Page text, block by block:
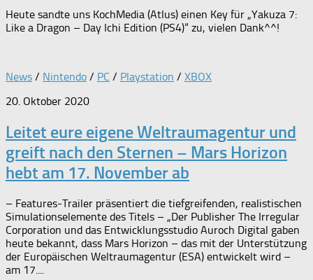
Heute sandte uns KochMedia (Atlus) einen Key für „Yakuza 7:
Like a Dragon – Day Ichi Edition (PS4)“ zu, vielen Dank^^!
News / Nintendo / PC / Playstation / XBOX
20. Oktober 2020
Leitet eure eigene Weltraumagentur und
greift nach den Sternen – Mars Horizon
hebt am 17. November ab
– Features-Trailer präsentiert die tiefgreifenden, realistischen
Simulationselemente des Titels – „Der Publisher The Irregular
Corporation und das Entwicklungsstudio Auroch Digital gaben
heute bekannt, dass Mars Horizon – das mit der Unterstützung
der Europäischen Weltraumagentur (ESA) entwickelt wird –
am 17....